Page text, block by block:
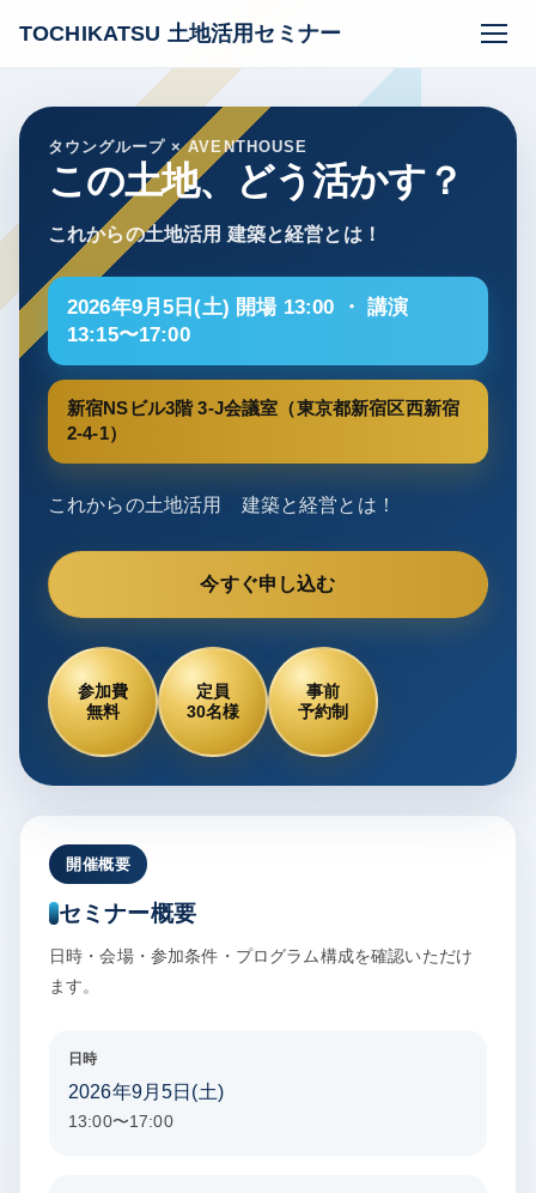
TOCHIKATSU 土地活用セミナー
タウングループ × AVENTHOUSE
この土地、どう活かす？
これからの土地活用 建築と経営とは！
2026年9月5日(土) 開場 13:00 ・ 講演
13:15〜17:00
新宿NSビル3階 3-J会議室（東京都新宿区西新宿
2-4-1）
これからの土地活用 建築と経営とは！
今すぐ申し込む
参加費
無料
定員
30名様
事前
予約制
開催概要
セミナー概要
日時・会場・参加条件・プログラム構成を確認いただけ
ます。
日時
2026年9月5日(土)
13:00〜17:00